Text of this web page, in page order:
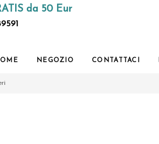
da 50 Eur
NEGOZIO CONTATTACI